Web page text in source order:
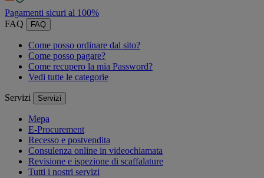
Pagamenti sicuri al 100%
FAQ
FAQ
Come posso ordinare dal sito?
Come posso pagare?
Come recupero la mia Password?
Vedi tutte le categorie
Servizi Servizi
Mepa
E-Procurement
Recesso e postvendita
Consulenza online in videochiamata
Revisione e ispezione di scaffalature
Tutti i nostri servizi